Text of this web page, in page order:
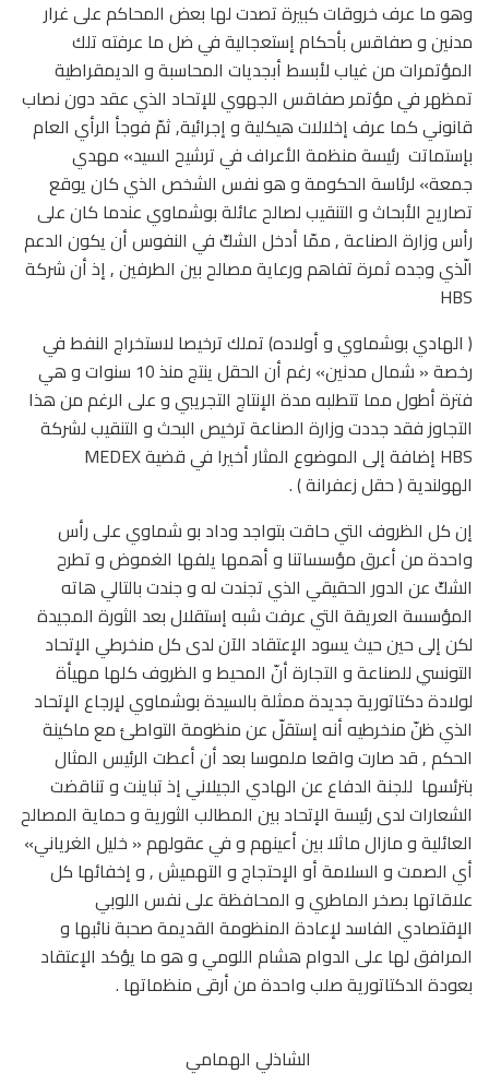
وهو ما عرف خروقات كبيرة تصدت لها بعض المحاكم على غرار
مدنين و صفاقس بأحكام إستعجالية في ضل ما عرفته تلك
المؤتمرات من غياب لأبسط أبجديات المحاسبة و الديمقراطية
تمظهر في مؤتمر صفاقس الجهوي للإتحاد الذي عقد دون نصاب
قانوني كما عرف إخلالات هيكلية و إجرائية, ثمّ فوجأ الرأي العام
بإستماتت رئيسة منظمة الأعراف في ترشيح السيد» مهدي
جمعة» لرئاسة الحكومة و هو نفس الشخص الذي كان يوقع
تصاريح الأبحاث و التنقيب لصالح عائلة بوشماوي عندما كان على
رأس وزارة الصناعة , ممّا أدخل الشكّ في النفوس أن يكون الدعم
الّذي وجده ثمرة تفاهم ورعاية مصالح بين الطرفين , إذ أن شركة
HBS
( الهادي بوشماوي و أولاده) تملك ترخيصا لاستخراج النفط في
رخصة « شمال مدنين» رغم أن الحقل ينتج منذ 10 سنوات و هي
فترة أطول مما تتطلبه مدة الإنتاج التجريبي و على الرغم من هذا
التجاوز فقد جددت وزارة الصناعة ترخيص البحث و التنقيب لشركة
HBS إضافة إلى الموضوع المثار أخيرا في قضية MEDEX
الهولندية ( حقل زعفرانة ) .
إن كل الظروف التي حاقت بتواجد وداد بو شماوي على رأس
واحدة من أعرق مؤسساتنا و أهمها يلفها الغموض و تطرح
الشكّ عن الدور الحقيقي الذي تجندت له و جندت بالتالي هاته
المؤسسة العريقة التي عرفت شبه إستقلال بعد الثورة المجيدة
لكن إلى حين حيث يسود الإعتقاد الآن لدى كل منخرطي الإتحاد
التونسي للصناعة و التجارة أنّ المحيط و الظروف كلها مهيأة
لولادة دكتاتورية جديدة ممثلة بالسيدة بوشماوي لإرجاع الإتحاد
الذي ظنّ منخرطيه أنه إستقلّ عن منظومة التواطئ مع ماكينة
الحكم , قد صارت واقعا ملموسا بعد أن أعطت الرئيس المثال
بترئسها للجنة الدفاع عن الهادي الجيلاني إذ تباينت و تناقضت
الشعارات لدى رئيسة الإتحاد بين المطالب الثورية و حماية المصالح
العائلية و مازال ماثلا بين أعينهم و في عقولهم « خليل الغرياني»
أي الصمت و السلامة أو الإحتجاج و التهميش , و إخفائها كل
علاقاتها بصخر الماطري و المحافظة على نفس اللوبي
الإقتصادي الفاسد لإعادة المنظومة القديمة صحبة نائبها و
المرافق لها على الدوام هشام اللومي و هو ما يؤكد الإعتقاد
بعودة الدكتاتورية صلب واحدة من أرقى منظماتها .
الشاذلي الهمامي